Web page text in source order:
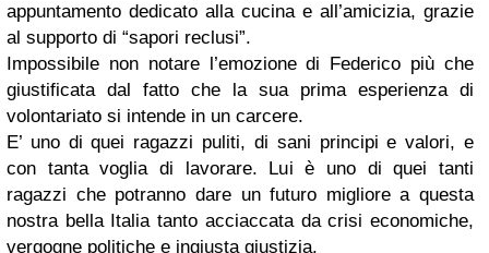
appuntamento dedicato alla cucina e all’amicizia, grazie
al supporto di “sapori reclusi”.
Impossibile non notare l’emozione di Federico più che
giustificata dal fatto che la sua prima esperienza di
volontariato si intende in un carcere.
E’ uno di quei ragazzi puliti, di sani principi e valori, e
con tanta voglia di lavorare. Lui è uno di quei tanti
ragazzi che potranno dare un futuro migliore a questa
nostra bella Italia tanto acciaccata da crisi economiche,
vergogne politiche e ingiusta giustizia.